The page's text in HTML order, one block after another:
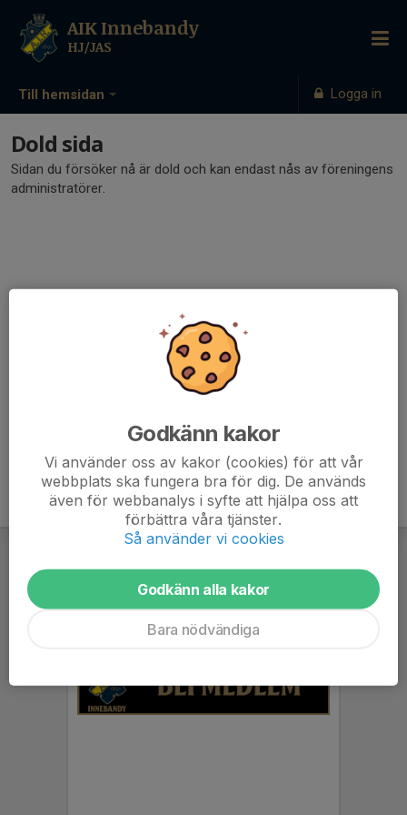
Till hemsidan Logga in
AIK Innebandy
HJ/JAS
Dold sida
Sidan du försöker nå är dold och kan endast nås av föreningens
administratörer.
Godkänn kakor
Vi använder oss av kakor (cookies) för att vår
webbplats ska fungera bra för dig. De används
även för webbanalys i syfte att hjälpa oss att
förbättra våra tjänster.
Så använder vi cookies
Godkänn alla kakor
Bara nödvändiga